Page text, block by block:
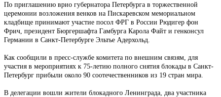
По приглашению врио губернатора Петербурга в торжественной
церемонии возложения венков на Пискаревском мемориальном
кладбище принимают участие посол ФРГ в России Рюдигер фон
Фрич, президент Бюргершафта Гамбурга Карола Файт и генконсул
Германии в Санкт-Петербурге Эльтье Адерхольд.
Как сообщили в пресс-службе комитета по внешним связям, для
участия в мероприятиях к 75-летию полного снятия блокады в Санкт-
Петербург прибыли около 90 соотечественников из 19 стран мира.
В делегации вошли жители блокадного Ленинграда, два участника